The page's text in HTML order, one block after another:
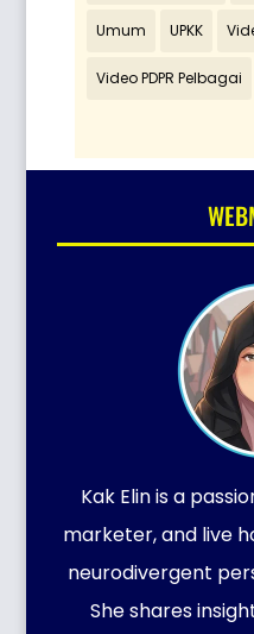
Umum UPKK
Video PDPR Pelbagai
Kak Elin is a
marketer, and live
neurodivergent
She shares